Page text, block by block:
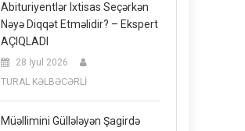
Abituriyentlər Ixtisas Seçərkən
Nəyə Diqqət Etməlidir? – Ekspert
AÇIQLADI
28 İyul 2026
TURAL KƏLBƏCƏRLİ
Müəllimini Güllələyən Şagirdə